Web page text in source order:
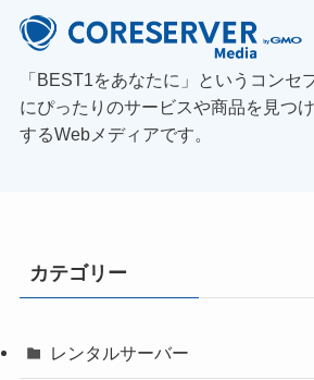
「BEST1をあなたに」というコンセ
にぴったりのサービスや商品を見つ
するWebメディアです。
カテゴリー
レンタルサーバー